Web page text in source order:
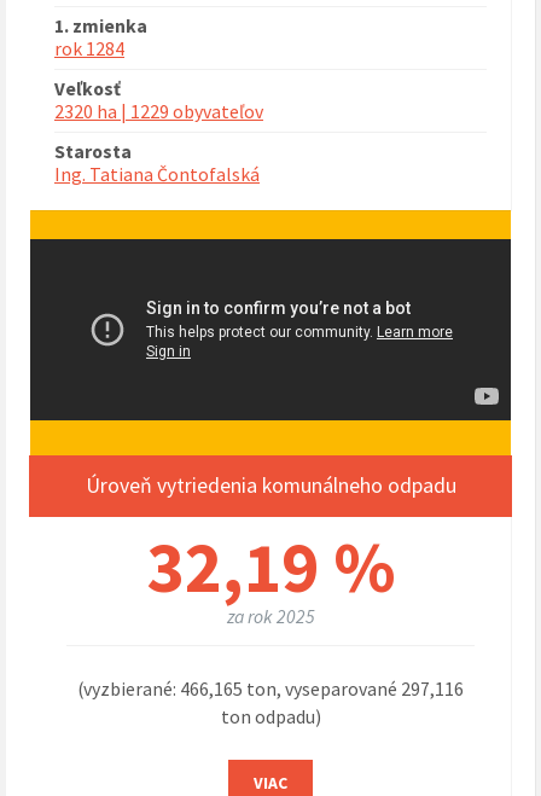
1. zmienka
rok 1284
Veľkosť
2320 ha | 1229 obyvateľov
Starosta
Ing. Tatiana Čontofalská
Úroveň vytriedenia komunálneho odpadu
32,19 %
za rok 2025
(vyzbierané: 466,165 ton, vyseparované 297,116
ton odpadu)
VIAC